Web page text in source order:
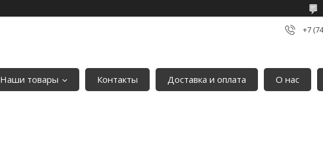
+7
Наши товары Контакты Доставка и оплата О нас